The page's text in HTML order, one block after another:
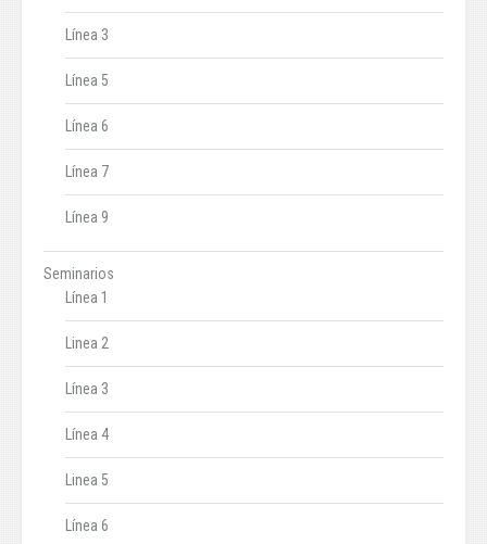
Línea 3
Línea 5
Línea 6
Línea 7
Línea 9
Seminarios
Línea 1
Linea 2
Línea 3
Línea 4
Linea 5
Línea 6